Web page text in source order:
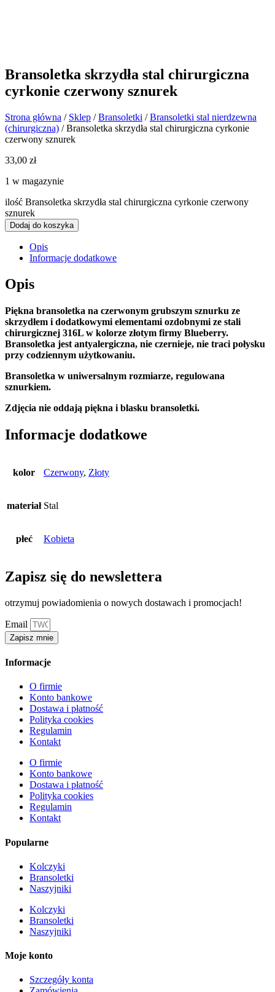
Bransoletka skrzydła stal chirurgiczna
cyrkonie czerwony sznurek
Strona główna / Sklep /Bransoletki /Bransoletki stal nierdzewna
(chirurgiczna) / Bransoletka skrzydła stal chirurgiczna cyrkonie
czerwony sznurek
33,00 zł
1 w magazynie
ilość Bransoletka skrzydła stal chirurgiczna cyrkonie czerwony
sznurek
Dodaj do koszyka
Opis
Informacje dodatkowe
Opis
Piękna bransoletka na czerwonym grubszym sznurku ze
skrzydłem i dodatkowymi elementami ozdobnymi ze stali
chirurgicznej 316L w kolorze złotym firmy Blueberry.
Bransoletka jest antyalergiczna, nie czernieje, nie traci połysku
przy codziennym użytkowaniu.
Bransoletka w uniwersalnym rozmiarze, regulowana
sznurkiem.
Zdjęcia nie oddają piękna i blasku bransoletki.
Informacje dodatkowe
kolor Czerwony, Złoty
materiał Stal
płeć Kobieta
Zapisz się do newslettera
otrzymuj powiadomienia o nowych dostawach i promocjach!
Email
Zapisz mnie
Informacje
O firmie
Konto bankowe
Dostawa i płatność
Polityka cookies
Regulamin
Kontakt
O firmie
Konto bankowe
Dostawa i płatność
Polityka cookies
Regulamin
Kontakt
Popularne
Kolczyki
Bransoletki
Naszyjniki
Kolczyki
Bransoletki
Naszyjniki
Moje konto
Szczegóły konta